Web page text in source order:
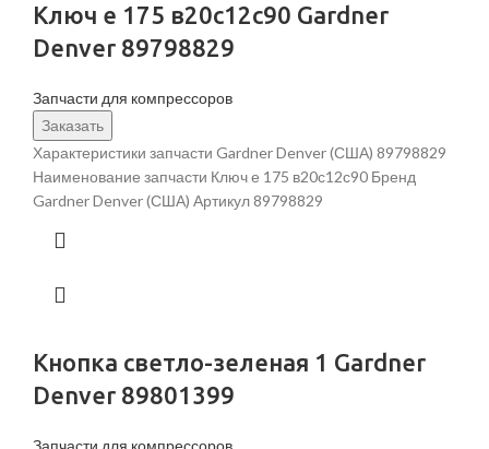
Ключ е 175 в20с12с90 Gardner
Denver 89798829
Запчасти для компрессоров
Заказать
Характеристики запчасти Gardner Denver (США) 89798829
Наименование запчасти Ключ е 175 в20с12с90 Бренд
Gardner Denver (США) Артикул 89798829
Кнопка светло-зеленая 1 Gardner
Denver 89801399